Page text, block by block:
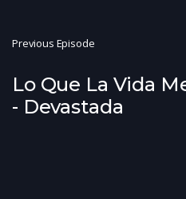
Previous Episode
Lo Que La Vida
- Devastada